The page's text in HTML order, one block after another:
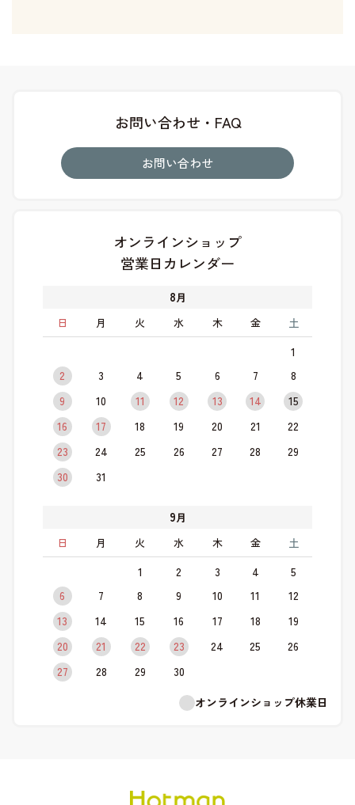
お問い合わせ・FAQ
お問い合わせ
オンラインショップ
営業日カレンダー
8月
日
月 火 水 木 金 土
1
2
3 4 5 6 7
8
9
10 11 12 13 14
15
16
17 18 19 20 21
22
23
24 25 26 27 28
29
30
31
9月
日
月 火 水 木 金 土
1 2 3 4
5
6
7 8 9 10 11
12
13
14 15 16 17 18
19
20
21 22 23 24 25
26
27
28 29
30
オンラインショップ休業日